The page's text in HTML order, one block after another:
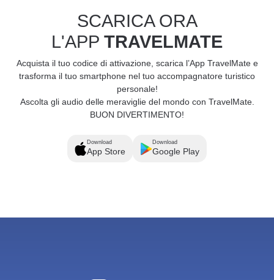
SCARICA ORA
L'APP TRAVELMATE
Acquista il tuo codice di attivazione, scarica l’App TravelMate e
trasforma il tuo smartphone nel tuo accompagnatore turistico
personale!
Ascolta gli audio delle meraviglie del mondo con TravelMate.
BUON DIVERTIMENTO!
Download
App Store
Download
Google Play